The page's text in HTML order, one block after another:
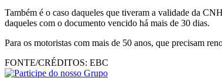
Também é o caso daqueles que tiveram a validade da
daqueles com o documento vencido há mais de 30 dias.
Para os motoristas com mais de 50 anos, que precisam
FONTE/CRÉDITOS: EBC